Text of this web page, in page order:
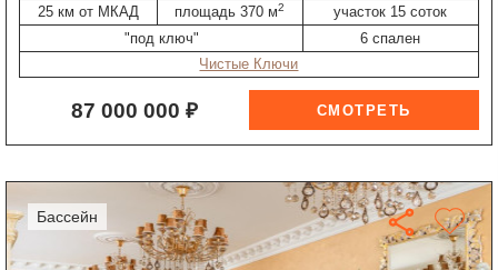
25 км от МКАД
площадь 370 м2
участок 15 соток
"под ключ"
6 спален
Чистые Ключи
87 000 000 ₽
бассейн